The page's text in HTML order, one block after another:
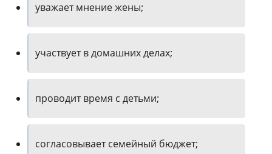
уважает мнение жены;
участвует в домашних делах;
проводит время с детьми;
согласовывает семейный бюджет;